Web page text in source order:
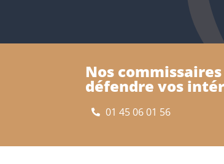
Nos
défendre vos
01 45 06 01 56